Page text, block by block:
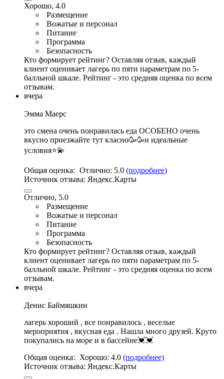
Хорошо, 4.0
Размещение
Вожатые и персонал
Питание
Программа
Безопасность
Кто формирует рейтинг? Оставляя отзыв, каждый
клиент оценивает лагерь по пяти параметрам по 5-
балльной шкале. Рейтинг - это средняя оценка по всем
отзывам.
вчера
Эмма Маерс
это смена очень понравилась еда ОСОБЕНО очень
вкусно приезжайте тут класно🥳🥳и идеальные
условия⭐💫
Общая оценка: Отлично: 5.0 (подробнее)
Источник отзыва: Яндекс.Карты
Отлично, 5.0
Размещение
Вожатые и персонал
Питание
Программа
Безопасность
Кто формирует рейтинг? Оставляя отзыв, каждый
клиент оценивает лагерь по пяти параметрам по 5-
балльной шкале. Рейтинг - это средняя оценка по всем
отзывам.
вчера
Денис Баймяшкин
лагерь хороший , все понравилось , веселые
мероприятия , вкусная еда . Нашла много друзей. Круто
покупались на море и в бассейне💓💓
Общая оценка:
Хорошо: 4.0 (подробнее)
Источник отзыва: Яндекс.Карты